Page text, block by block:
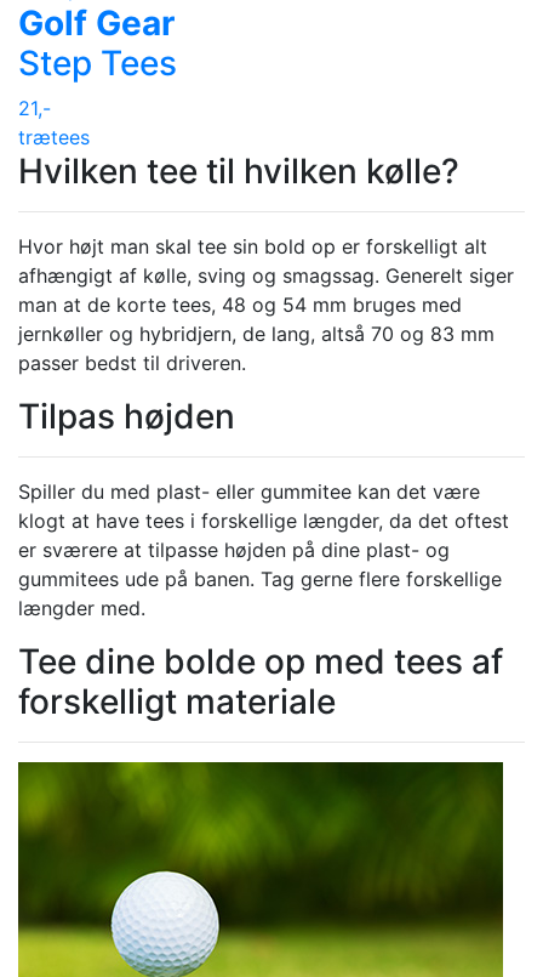
Golf Gear
Step Tees
21,-
trætees
Hvilken tee til hvilken kølle?
Hvor højt man skal tee sin bold op er forskelligt alt
afhængigt af kølle, sving og smagssag. Generelt siger
man at de korte tees, 48 og 54 mm bruges med
jernkøller og hybridjern, de lang, altså 70 og 83 mm
passer bedst til driveren.
Tilpas højden
Spiller du med plast- eller gummitee kan det være
klogt at have tees i forskellige længder, da det oftest
er sværere at tilpasse højden på dine plast- og
gummitees ude på banen. Tag gerne flere forskellige
længder med.
Tee dine bolde op med tees af
forskelligt materiale